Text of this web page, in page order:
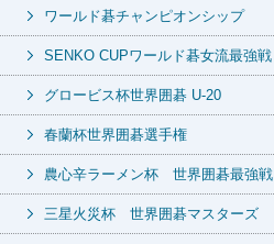
ワールド碁チャンピオンシップ
SENKO CUPワールド碁女流最強戦
グロービス杯世界囲碁 U-20
春蘭杯世界囲碁選手権
農心辛ラーメン杯 世界囲碁最強戦
三星火災杯 世界囲碁マスターズ